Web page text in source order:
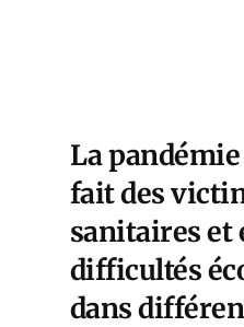
La
fait des
sanitaires et
difficultés
dans